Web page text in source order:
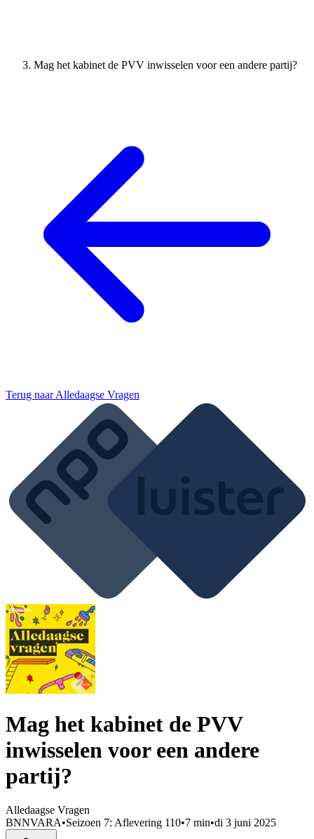
Mag het kabinet de PVV inwisselen voor een andere partij?
Terug naarAlledaagse Vragen
Mag het kabinet de PVV
inwisselen voor een andere
partij?
Alledaagse Vragen
BNNVARA•Seizoen 7: Aflevering 110•7 min•di 3 juni 2025